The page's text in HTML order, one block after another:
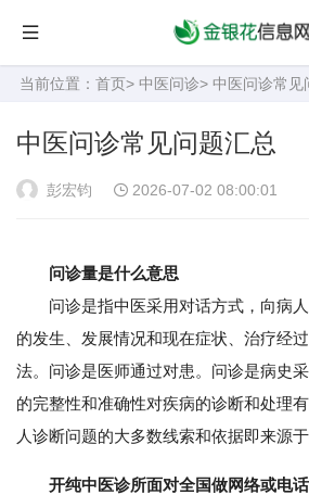
当前位置： 首页> 中医问诊> 中医问诊常见
中医问诊常见问题汇总
彭宏钧 2026-07-02 08:00:01
问诊量是什么意思
问诊是指中医采用对话方式，向病人
的发生、发展情况和现在症状、治疗经
法。问诊是医师通过对患。问诊是病史
的完整性和准确性对疾病的诊断和处理
人诊断问题的大多数线索和依据即来源于
开纯中医诊所面对全国做网络或电